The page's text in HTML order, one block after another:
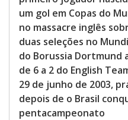
um gol em Copas do
no massacre inglês
duas seleções no
do Borussia Dortmund
de 6 a 2 do English
29 de junho de 2003,
depois de o Brasil
pentacampeonato